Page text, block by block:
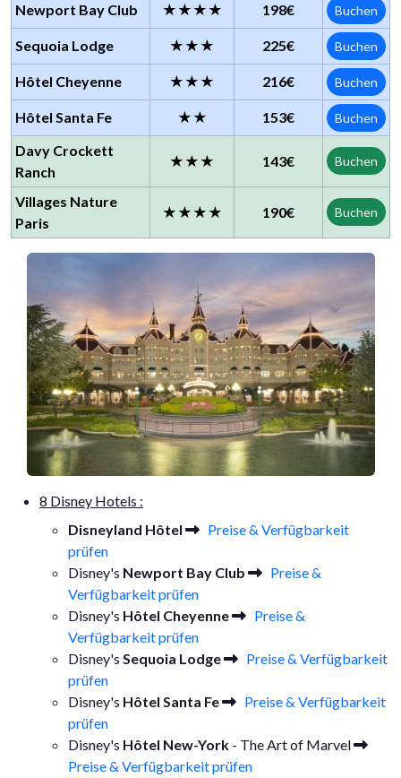
Newport Bay Club ★★★★ 198€ Buchen
Sequoia Lodge ★★★ 225€ Buchen
Hôtel Cheyenne ★★★ 216€ Buchen
Hôtel Santa Fe ★★ 153€ Buchen
Davy Crockett
Ranch
★★★ 143€ Buchen
Villages Nature
Paris
★★★★ 190€ Buchen
8 Disney Hotels :
Disneyland Hôtel
Preise & Verfügbarkeit
prüfen
Disney's Newport Bay Club
Preise &
Verfügbarkeit prüfen
Disney's Hôtel Cheyenne
Preise &
Verfügbarkeit prüfen
Disney's Sequoia Lodge
Preise & Verfügbarkeit
prüfen
Disney's Hôtel Santa Fe
Preise & Verfügbarkeit
prüfen
Disney's Hôtel New-York - The Art of Marvel
Preise & Verfügbarkeit prüfen